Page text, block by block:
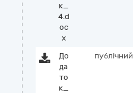
к_
4.d
oc
x
До
да
то
к_
публічний